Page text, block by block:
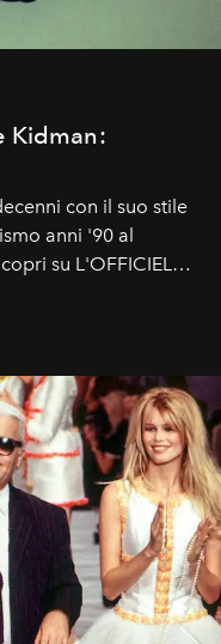
Kidman:
con il suo stile
anni '90 al
su L'OFFICIEL